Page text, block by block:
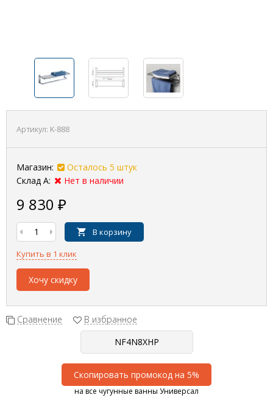
Артикул: K-888
Магазин:
Осталось 5 штук
Склад А:
Нет в наличии
9 830 ₽
В корзину
Купить в 1 клик
Хочу скидку
Сравнение В избранное
Скопировать промокод на 5%
на все чугунные ванны Универсал